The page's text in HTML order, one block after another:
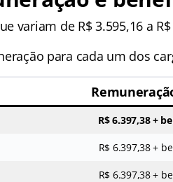
variam de R$ 3.595,16 a
para cada um dos
R$ 6.397,38 +
R$ 6.397,38 +
R$ 6.397,38 +